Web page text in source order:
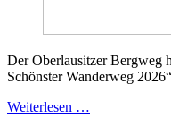
Der Oberlausitzer Bergweg
Schönster Wanderweg
Weiterlesen …